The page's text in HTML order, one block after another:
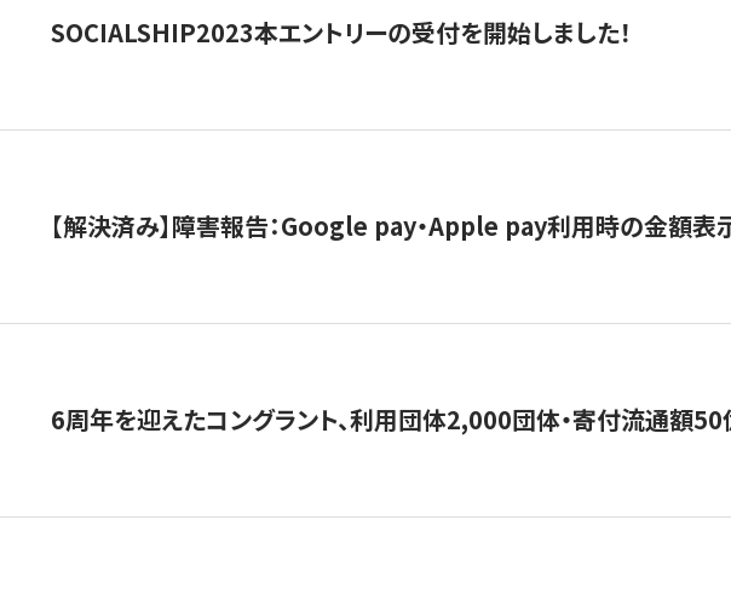
SOCIALSHIP2023本エントリーの受付を開始しました！
【解決済み】障害報告：Google pay・Apple pay利用時の金額表
6周年を迎えたコングラント、利用団体2,000団体・寄付流通額50